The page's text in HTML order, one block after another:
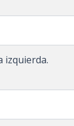
izquierda.